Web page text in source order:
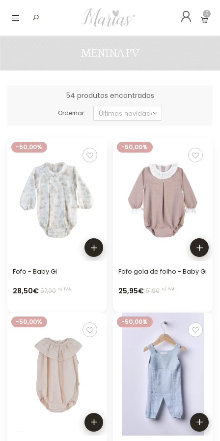
Abrir menu
0
MENINA PV
54 produtos encontrados
Ordernar:
-50,00%
Fofo - Baby Gi
28,50€57,00 c/ IVA
-50,00%
Fofo gola de folho - Baby Gi
25,95€51,90 c/ IVA
-50,00% -50,00%